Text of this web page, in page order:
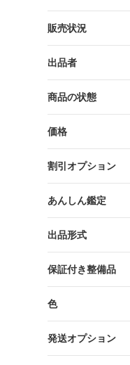
販売状況
出品者
商品の状態
価格
割引オプション
あんしん鑑定
出品形式
保証付き整備品
色
発送オプション